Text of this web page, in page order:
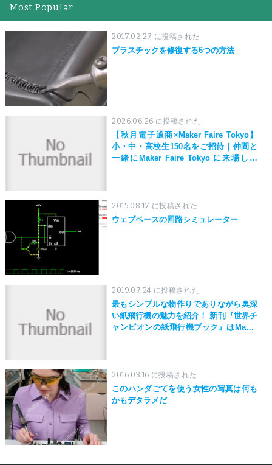
Most Popular
2017.02.27 に投稿された
プラスチックを修復する6つの方法
2026.06.26 に投稿された
【秋月電子通商×Maker Faire Tokyo】
小・中・高校生150名をご招待｜仲間と
一緒にMaker Faire Tokyo に来場しよ
2015.08.17 に投稿された
ウェブベースの回路シミュレーター
2019.07.24 に投稿された
最もシンプルな物作りでありながら奥深
い紙飛行機の魅力を紹介！ 新刊『世界チ
ャンピオンの紙飛行機ブック』はMaker
2016.03.16 に投稿された
このハンダごてを使う女性の写真は何も
かもデタラメだ